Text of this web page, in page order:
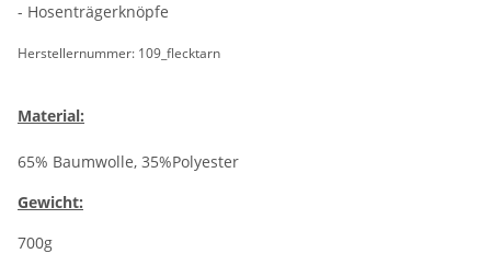
- Hosenträgerknöpfe
Herstellernummer: 109_flecktarn
Material:
65% Baumwolle, 35%Polyester
Gewicht:
700g